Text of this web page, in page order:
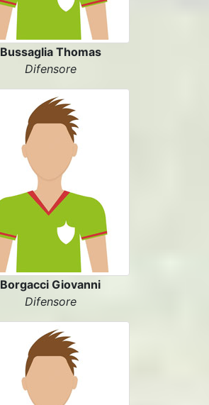
Bussaglia Thomas
Difensore
Borgacci Giovanni
Difensore